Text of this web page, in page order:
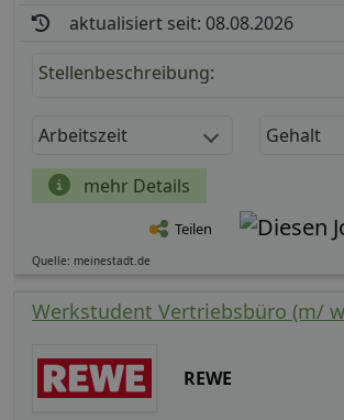
aktualisiert seit: 08.08.2026
Stellenbeschreibung:
Arbeitszeit Gehalt
mehr Details
Teilen
Quelle: meinestadt.de
Werkstudent Vertriebsbüro (m/
REWE